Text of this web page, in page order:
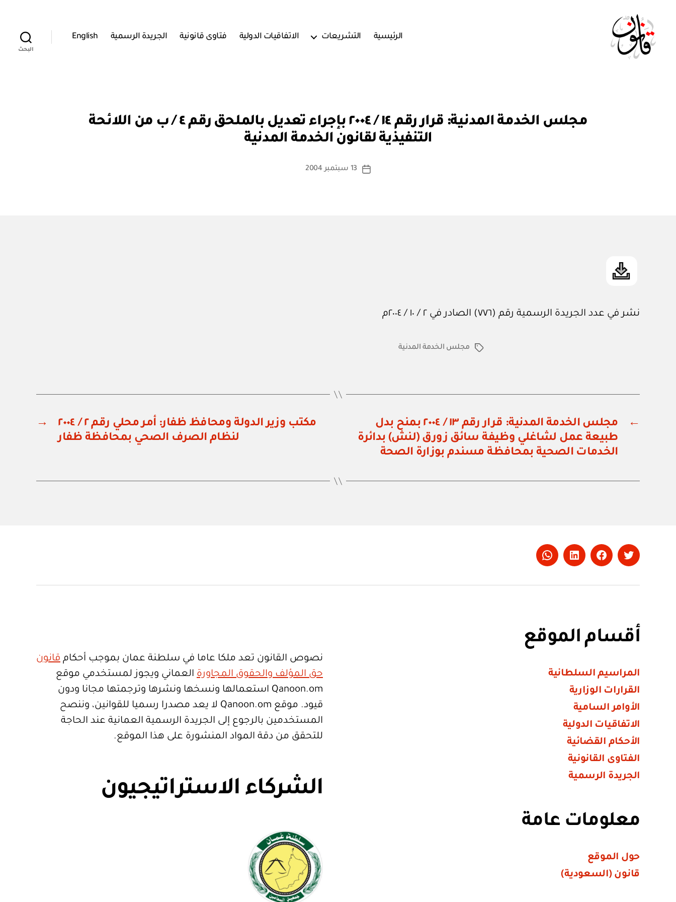
الرئيسية التشريعات الاتفاقيات الدولية فتاوى قانونية الجريدة الرسمية English
البحث
التصنيفات
مجلس الخدمة المدنية: قرار رقم ١٤ / ٢٠٠٤ بإجراء تعديل بالملحق رقم ٤ / ب من اللائحة
التنفيذية لقانون الخدمة المدنية
كاتب
ا
س
ة
تاريخ
13 سبتمبر 2004
نشر في عدد الجريدة الرسمية رقم (٧٧٦) الصادر في ٢ / ١٠ / ٢٠٠٤م
الوسوممجلس الخدمة المدنية
←
مجلس الخدمة المدنية: قرار رقم ١٣ / ٢٠٠٤ بمنح بدل
طبيعة عمل لشاغلي وظيفة سائق زورق (لنش) بدائرة
الخدمات الصحية بمحافظة مسندم بوزارة الصحة
→
مكتب وزير الدولة ومحافظ ظفار: أمر محلي رقم ٢ / ٢٠٠٤
لنظام الصرف الصحي بمحافظة ظفار
Twitter
Facebook
LinkedIn
Whatsapp
أقسام الموقع
المراسيم السلطانية
القرارات الوزارية
الأوامر السامية
الاتفاقيات الدولية
الأحكام القضائية
الفتاوى القانونية
الجريدة الرسمية
معلومات عامة
حول الموقع
قانون (السعودية)
نصوص القانون تعد ملكا عاما في سلطنة عمان بموجب أحكام قانون
حق المؤلف والحقوق المجاورة العماني ويجوز لمستخدمي موقع
Qanoon.om استعمالها ونسخها ونشرها وترجمتها مجانا ودون
قيود. موقع Qanoon.om لا يعد مصدرا رسميا للقوانين، وننصح
المستخدمين بالرجوع إلى الجريدة الرسمية العمانية عند الحاجة
للتحقق من دقة المواد المنشورة على هذا الموقع.
الشركاء الاستراتيجيون